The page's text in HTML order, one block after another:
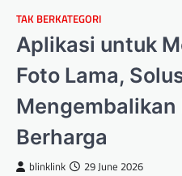
TAK BERKATEGORI
Aplikasi untuk
Foto Lama,
Mengembalikan
Berharga
blinklink 29 June 2026